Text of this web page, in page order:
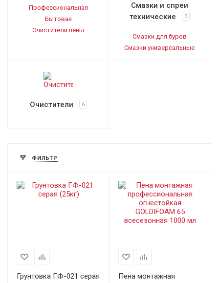
Профессиональная
Бытовая
Очистители пены
Смазки и спреи
технические
3
Смазки для буров
Смазки универсальные
Очистители 6
ФИЛЬТР
Грунтовка ГФ-021 серая
Пена монтажная